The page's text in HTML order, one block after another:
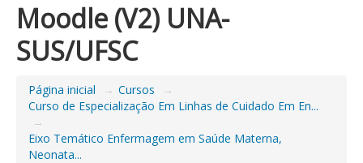
Moodle (V2) UNA-
SUS/UFSC
Página inicial → Cursos
→
Curso de Especialização Em Linhas de Cuidado Em En...
→
Eixo Temático Enfermagem em Saúde Materna,
Neonata...